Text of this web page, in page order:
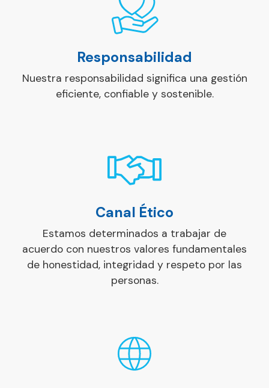
Responsabilidad
Nuestra responsabilidad significa una gestión
eficiente, confiable y sostenible.
Canal Ético
Estamos determinados a trabajar de
acuerdo con nuestros valores fundamentales
de honestidad, integridad y respeto por las
personas.